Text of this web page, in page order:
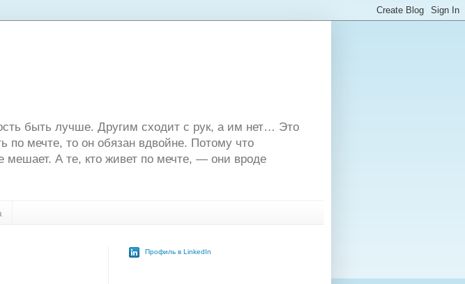
быть лучше. Другим сходит с рук, а им нет… Это
мечте, то он обязан вдвойне. Потому что
А те, кто живет по мечте, — они вроде
Профиль в LinkedIn